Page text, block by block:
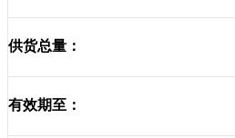
供货总量：
有效期至：